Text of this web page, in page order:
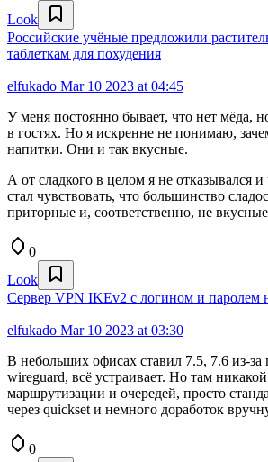
Look
Российские учёные предложили
таблеткам для похудения
elfukado Mar 10 2023 at 04:45
У меня постоянно бывает, что нет мёда,
в гостях. Но я искренне не понимаю,
напитки. Они и так вкусные.
А от сладкого в целом я не отказывался и
стал чувствовать, что большинство
приторные и, соответственно, не
0
Look
Сервер VPN IKEv2 с логином и паролем
elfukado Mar 10 2023 at 03:30
В небольших офисах ставил 7.5, 7.6 из-за
wireguard, всё устраивает. Но там
маршрутизации и очередей, просто
через quickset и немного доработок
0